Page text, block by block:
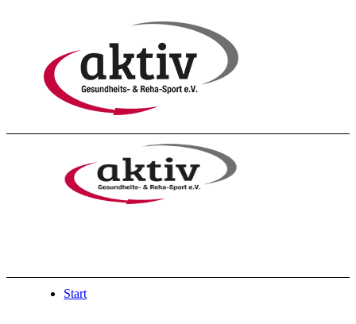
Start